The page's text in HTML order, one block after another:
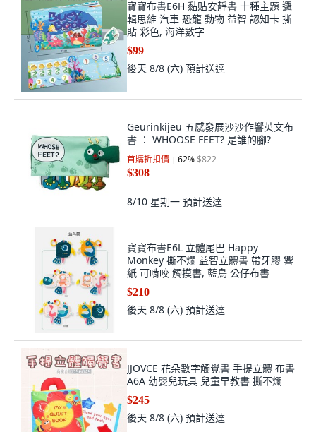
寶寶布書E6H 黏貼安靜書 十種主題 邏
輯思維 汽車 恐龍 動物 益智 認知卡 撕
貼 彩色, 海洋數字
$99
後天 8/8 (六) 預計送達
Geurinkijeu 五感發展沙沙作響英文布
書 ： WHOOSE FEET? 是誰的腳?
首購折扣價 62%$822
$308
8/10 星期一 預計送達
寶寶布書E6L 立體尾巴 Happy
Monkey 撕不爛 益智立體書 帶牙膠 響
紙 可啃咬 觸摸書, 藍鳥 公仔布書
$210
後天 8/8 (六) 預計送達
JJOVCE 花朵數字觸覺書 手提立體 布書
A6A 幼嬰兒玩具 兒童早教書 撕不爛
$245
後天 8/8 (六) 預計送達